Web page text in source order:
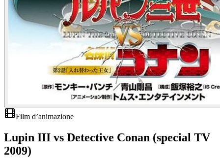
Film d’animazione
Lupin III vs Detective Conan (special TV
2009)